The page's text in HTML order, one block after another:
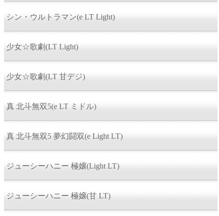
シン・ウルトラマン(e LT Light)
少女☆歌劇(LT Light)
少女☆歌劇(LT 甘デジ)
真 北斗無双5(e LT ミドル)
真 北斗無双5 夢幻闘双(e Light LT)
ジューシーハニー 極嬢(Light LT)
ジューシーハニー 極嬢(甘 LT)